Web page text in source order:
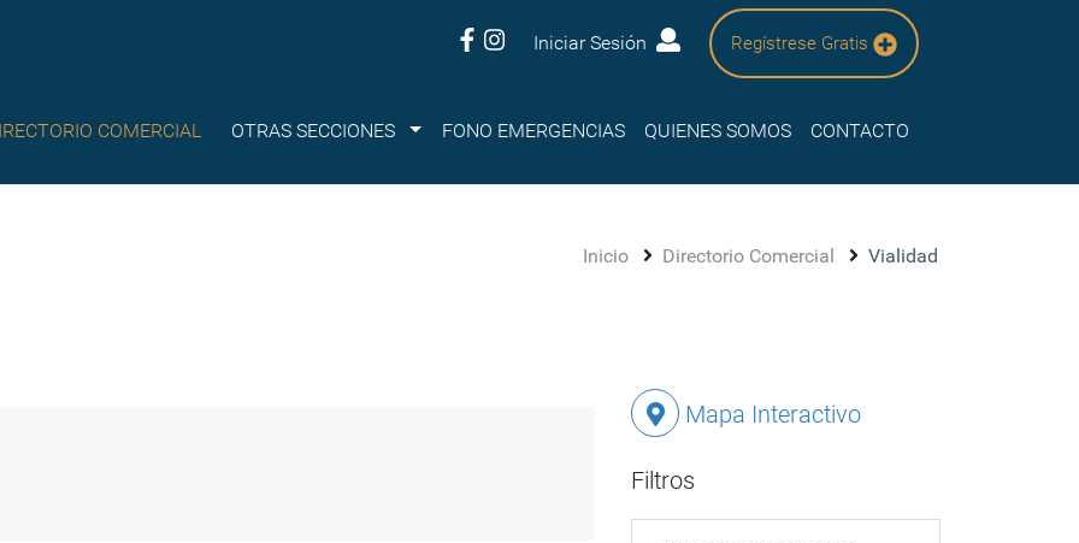
Iniciar Sesión Regístrese Gratis
COMERCIAL OTRAS SECCIONES Submenu
FONO EMERGENCIAS QUIENES SOMOS CONTACTO
Inicio Directorio Comercial Vialidad
Mapa Interactivo
Filtros